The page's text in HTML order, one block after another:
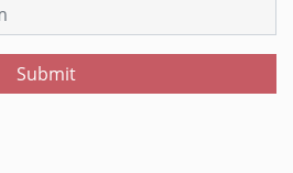
Submit